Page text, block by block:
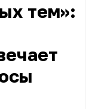
тем»: